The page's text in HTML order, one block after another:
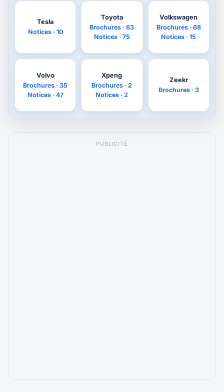
Tesla
Notices · 10
Toyota
Brochures · 63
Notices · 75
Volkswagen
Brochures · 68
Notices · 15
Volvo
Brochures · 35
Notices · 47
Xpeng
Brochures · 2
Notices · 2
Zeekr
Brochures · 3
PUBLICITÉ